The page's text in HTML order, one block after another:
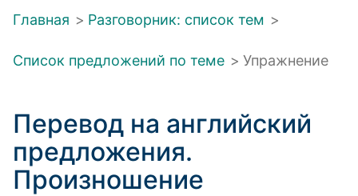
Главная > Разговорник: список тем >
Список предложений по теме > Упражнение
Перевод на английский
предложения.
Произношение